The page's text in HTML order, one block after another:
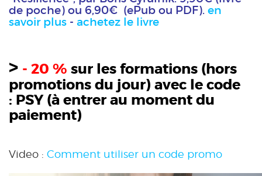
de poche) ou 6,90€ (ePub ou PDF). en
savoir plus - achetez le livre
> - 20 % sur les formations (hors
promotions du jour) avec le code
: PSY(à entrer au moment du
paiement)
Video : Comment utiliser un code promo